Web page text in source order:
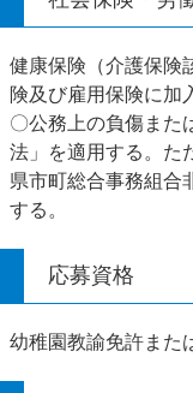
健康保険（介護保険
険及び雇用保険に加
〇公務上の負傷また
法」を適用する。た
県市町総合事務組合
する。
応募資格
幼稚園教諭免許また